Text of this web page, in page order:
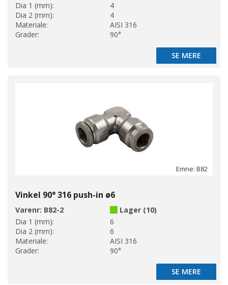
Dia 1 (mm):
4
Dia 2 (mm):
4
Materiale:
AISI 316
Grader:
90°
SE MERE
SE MERE
Emne: B82
Vinkel 90° 316 push-in ø6
Varenr: B82-2
Lager (10)
Dia 1 (mm):
6
Dia 2 (mm):
6
Materiale:
AISI 316
Grader:
90°
SE MERE
SE MERE